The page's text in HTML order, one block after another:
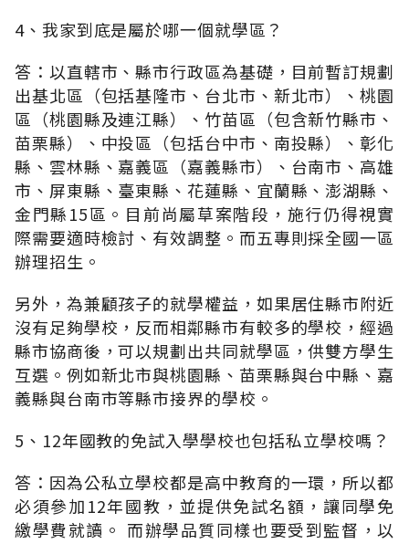
4、我家到底是屬於哪一個就學區？
答：以直轄市、縣市行政區為基礎，目前暫訂規劃
出基北區（包括基隆市、台北市、新北市）、桃園
區（桃園縣及連江縣）、竹苗區（包含新竹縣市、
苗栗縣）、中投區（包括台中市、南投縣）、彰化
縣、雲林縣、嘉義區（嘉義縣市）、台南市、高雄
市、屏東縣、臺東縣、花蓮縣、宜蘭縣、澎湖縣、
金門縣15區。目前尚屬草案階段，施行仍得視實
際需要適時檢討、有效調整。而五專則採全國一區
辦理招生。
另外，為兼顧孩子的就學權益，如果居住縣市附近
沒有足夠學校，反而相鄰縣市有較多的學校，經過
縣市協商後，可以規劃出共同就學區，供雙方學生
互選。例如新北市與桃園縣、苗栗縣與台中縣、嘉
義縣與台南市等縣市接界的學校。
5、12年國教的免試入學學校也包括私立學校嗎？
答：因為公私立學校都是高中教育的一環，所以都
必須參加12年國教，並提供免試名額，讓同學免
繳學費就讀。 而辦學品質同樣也要受到監督，以